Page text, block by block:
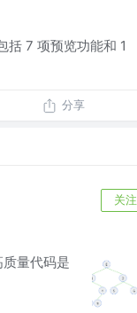
括 7 项预览功能和 1
分享
关注
量代码是